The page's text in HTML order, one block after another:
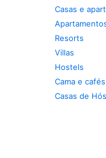
Casas e
Resorts
Villas
Hostels
Cama e
Casas de